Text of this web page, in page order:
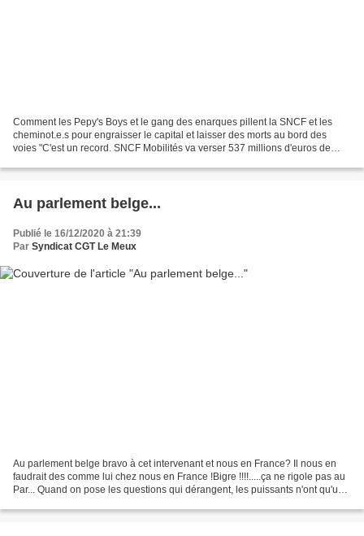
Comment les Pepy's Boys et le gang des enarques pillent la SNCF et les
cheminot.e.s pour engraisser le capital et laisser des morts au bord des
voies "C'est un record. SNCF Mobilités va verser 537 millions d'euros de
Au parlement belge...
Publié le 16/12/2020 à 21:39
Par Syndicat CGT Le Meux
Au parlement belge bravo à cet intervenant et nous en France? Il nous en
faudrait des comme lui chez nous en France !Bigre !!!!.....ça ne rigole pas au
Par... Quand on pose les questions qui dérangent, les puissants n'ont qu'un